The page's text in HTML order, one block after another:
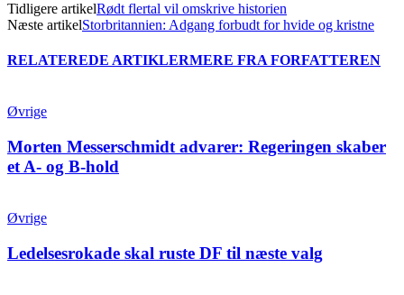
Tidligere artikelRødt flertal vil omskrive historien
Næste artikelStorbritannien: Adgang forbudt for hvide og kristne
RELATEREDE ARTIKLERMERE FRA FORFATTEREN
Øvrige
Morten Messerschmidt advarer: Regeringen skaber
et A- og B-hold
Øvrige
Ledelsesrokade skal ruste DF til næste valg